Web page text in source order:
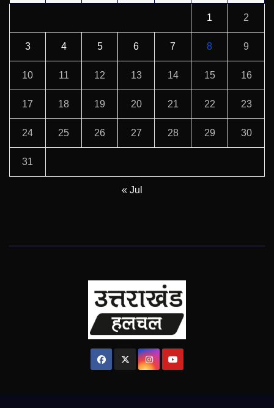
1 2
3 4 5 6 7 8 9
10 11 12 13 14 15 16
17 18 19 20 21 22 23
24 25 26 27 28 29 30
31
« Jul